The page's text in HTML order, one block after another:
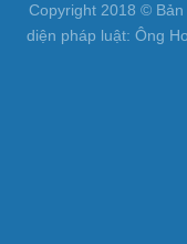
Copyright 2018 ©
diện pháp luật: Ông